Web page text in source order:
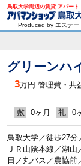
鳥取大学周辺の賃貸 アパート
Produced by エステー
グリーンハ
3万円 管理費・共
敷 0ヶ月 礼 0
鳥取大学／徒歩27分
ＪＲ山陰本線／湖山
日ノ丸バス／農協前